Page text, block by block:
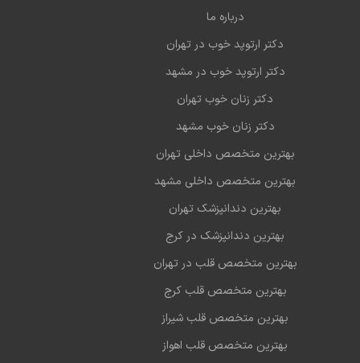
درباره ما
دکتر ارتوپد خوب در تهران
دکتر ارتوپد خوب در مشهد
دکتر زنان خوب تهران
دکتر زنان خوب مشهد
بهترین متخصص داخلی تهران
بهترین متخصص داخلی مشهد
بهترین دندانپزشک تهران
بهترین دندانپزشک در کرج
بهترین متخصص قلب در تهران
بهترین متخصص قلب کرج
بهترین متخصص قلب شیراز
بهترین متخصص قلب اهواز